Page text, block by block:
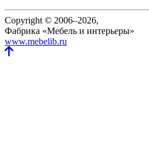
Copyright © 2006–2026,
Фабрика «Мебель и интерьеры»
www.mebelib.ru